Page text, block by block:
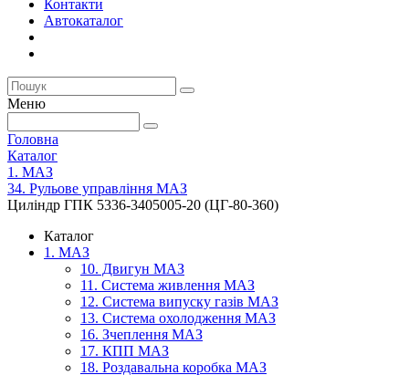
Контакти
Автокаталог
Меню
Головна
Каталог
1. МАЗ
34. Рульове управління МАЗ
Циліндр ГПК 5336-3405005-20 (ЦГ-80-360)
Каталог
1. МАЗ
10. Двигун МАЗ
11. Система живлення МАЗ
12. Система випуску газів МАЗ
13. Система охолодження МАЗ
16. Зчеплення МАЗ
17. КПП МАЗ
18. Роздавальна коробка МАЗ